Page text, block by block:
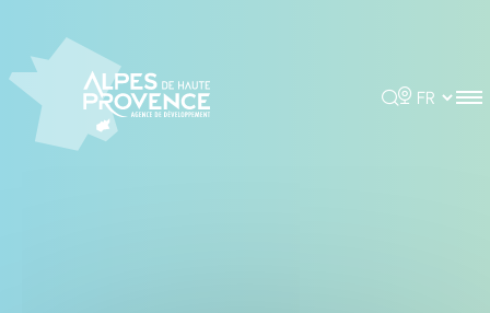
Rechercher
Choisir la